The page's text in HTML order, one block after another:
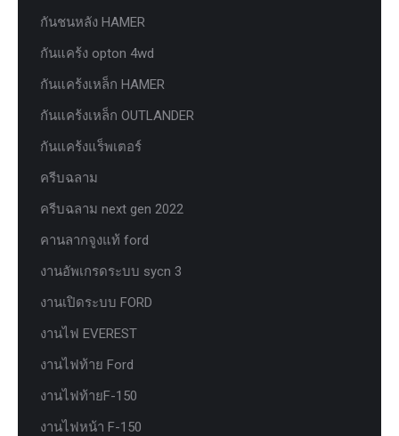
กันชนหลัง HAMER
กันแคร้ง opton 4wd
กันแคร้งเหล็ก HAMER
กันแคร้งเหล็ก OUTLANDER
กันแคร้งแร็พเตอร์
ครีบฉลาม
ครีบฉลาม next gen 2022
คานลากจูงแท้ ford
งานอัพเกรดระบบ sycn 3
งานเปิดระบบ FORD
งานไฟ EVEREST
งานไฟท้าย Ford
งานไฟท้ายF-150
งานไฟหน้า F-150